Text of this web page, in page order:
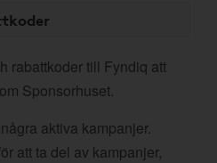
rabattkoder till Fyndiq att
Sponsorhuset.
aktiva kampanjer.
att ta del av kampanjer,